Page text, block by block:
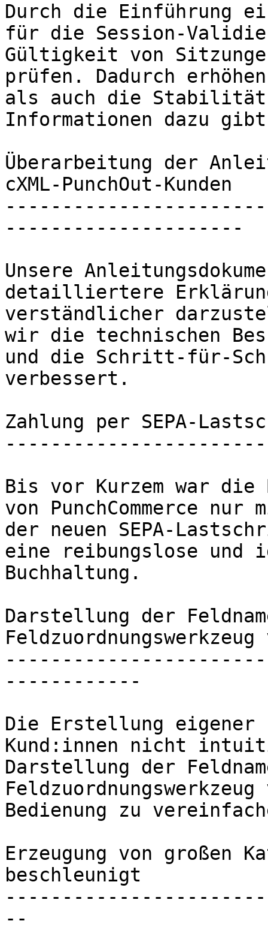
Durch die Einführung
für die Session-
Gültigkeit von
prüfen. Dadurch
als auch die Stabilität
Informationen dazu
Überarbeitung der
cXML-PunchOut-Kunden
---------------------
Unsere
detailliertere
verständlicher
wir die technischen
und die Schritt-für-
verbessert.
Zahlung per SEPA-
Bis vor Kurzem war die
von PunchCommerce
der neuen SEPA-
eine reibungslose und
Buchhaltung.
Darstellung der
------------
Die Erstellung
Kund:innen nicht
Darstellung der
Bedienung zu
Erzeugung von großen
beschleunigt
--